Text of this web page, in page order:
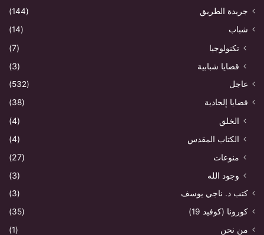
جريدة الطريق
(144)
شباب
(14)
تكنولوجيا
(7)
قضايا شبابية
(3)
عاجل
(532)
قضايا إلحادية
(38)
الخلق
(4)
الكتاب المقدس
(4)
منوعات
(27)
وجود الله
(3)
كتب د. ناجي يوسف
(3)
كورونا (كوفيد 19)
(35)
من نحن
(1)